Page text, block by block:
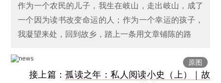
作为一个农民的儿子，我生在岐山，走出岐山，成了
一个因为读书改变命运的人；作为一个幸运的孩子，
我凝望来处，回到故乡，踏上一条用文章铺陈的路
原图
接上篇：孤读之年：私人阅读小史（上）｜故